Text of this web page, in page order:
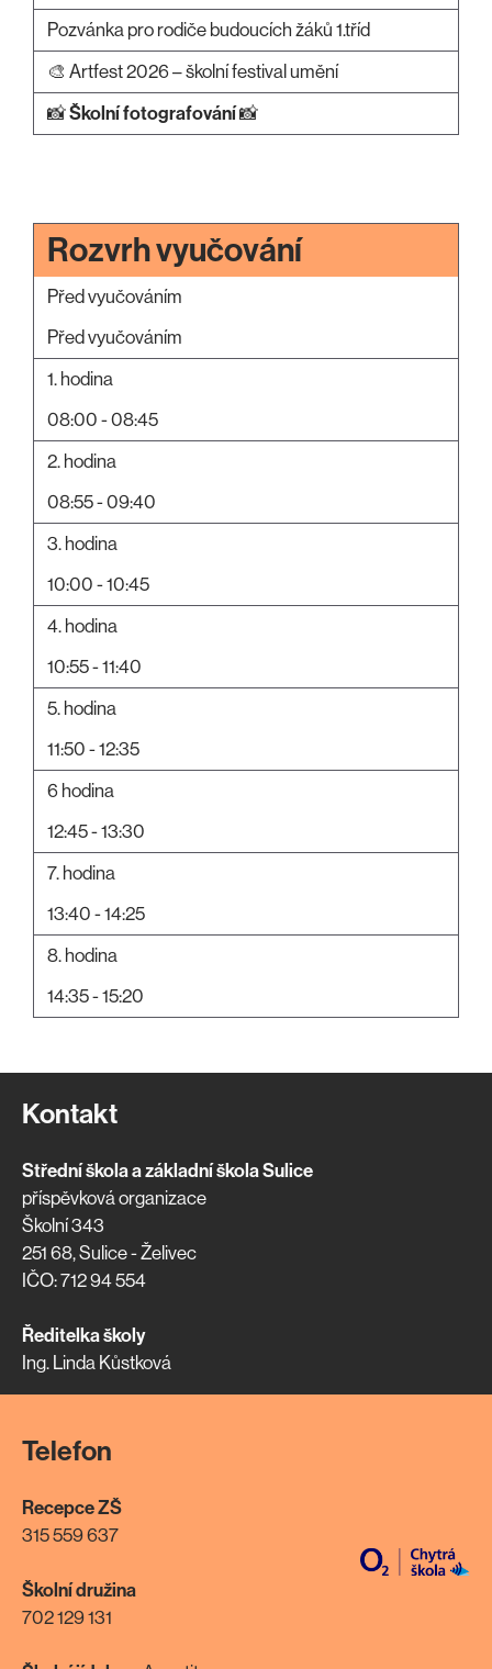
Pozvánka pro rodiče budoucích žáků 1.tříd
🎨 Artfest 2026 – školní festival umění
📸Školní fotografování📸
Rozvrh vyučování
Před vyučováním
Před vyučováním
1. hodina
08:00 - 08:45
2. hodina
08:55 - 09:40
3. hodina
10:00 - 10:45
4. hodina
10:55 - 11:40
5. hodina
11:50 - 12:35
6 hodina
12:45 - 13:30
7. hodina
13:40 - 14:25
8. hodina
14:35 - 15:20
Kontakt
Střední škola a základní škola Sulice
příspěvková organizace
Školní 343
251 68, Sulice - Želivec
IČO: 712 94 554
Ředitelka školy
Ing. Linda Kůstková
Telefon
Recepce ZŠ
315 559 637
Školní družina
702 129 131